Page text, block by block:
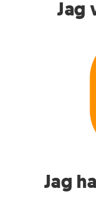
Jag
Jag